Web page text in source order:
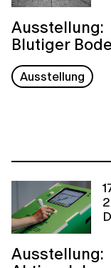
Ausstellung:
Blutiger
Ausstellung
Ausstellung: